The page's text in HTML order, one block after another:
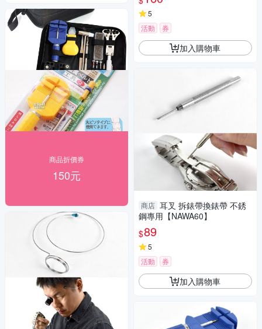
商品折價券
150元
5
活動
券
加入購物車
商店 耳叉 拆錶帶換錶帶 不銹
鋼專用【NAWA60】
$89
5
活動
券
加入購物車